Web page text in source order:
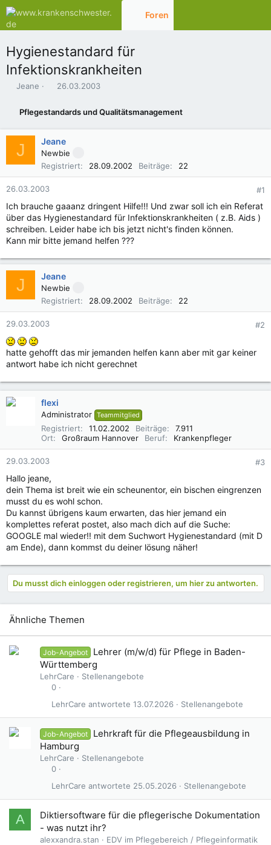
Foren
Hygienestandard für
Infektionskrankheiten
E
e
l
Jeane
E
t
e
l
l
t
26.03.2003
Pflegestandards und Qualitätsmanagement
J Jeane
Newbie
Registriert
28.09.2002 Beiträge 22
26.03.2003 #1
Ich brauche gaaanz dringent Hilfe!!! Und zwar soll ich ein Referat
über das Hygienestandard für Infektionskrankheiten ( z.B. Aids )
schreiben. Leider habe ich bis jetzt nicht's finden können.
Kann mir bitte jemand helfen ???
J Jeane
Newbie
Registriert
28.09.2002 Beiträge 22
29.03.2003 #2
hatte gehofft das mir jemanden helfen kann aber mit gar keiner
antwort habe ich nicht gerechnet
flexi
Administrator Teammitglied
Registriert 11.02.2002 Beiträge
7.911
Ort
Großraum Hannover Beruf Krankenpfleger
29.03.2003 #3
Hallo jeane,
dein Thema ist breit wie ein scheunentor, ein bischen eingrenzen
musst du es wohl schon.
Du kannst übrigens kaum erwarten, das hier jemand ein
komplettes referat postet, also mach dich auf die Suche:
GOOGLE mal wieder!! mit dem Suchwort Hygienestandard (mit D
am Ende), dann kommst du deiner lösung näher!
Du musst dich einloggen oder registrieren, um hier zu antworten.
Ähnliche Themen
Job-Angebot
Lehrer (m/w/d) für Pflege in Baden-
Württemberg
LehrCare
Stellenangebote
0
Stellenangebote
13.07.2026
LehrCare
Job-Angebot
Lehrkraft für die Pflegeausbildung in
Hamburg
LehrCare
Stellenangebote
0
Stellenangebote
25.05.2026
LehrCare
A
Diktiersoftware für die pflegerische Dokumentation
- was nutzt ihr?
alexxandra.stan
EDV im Pflegebereich / Pflegeinformatik